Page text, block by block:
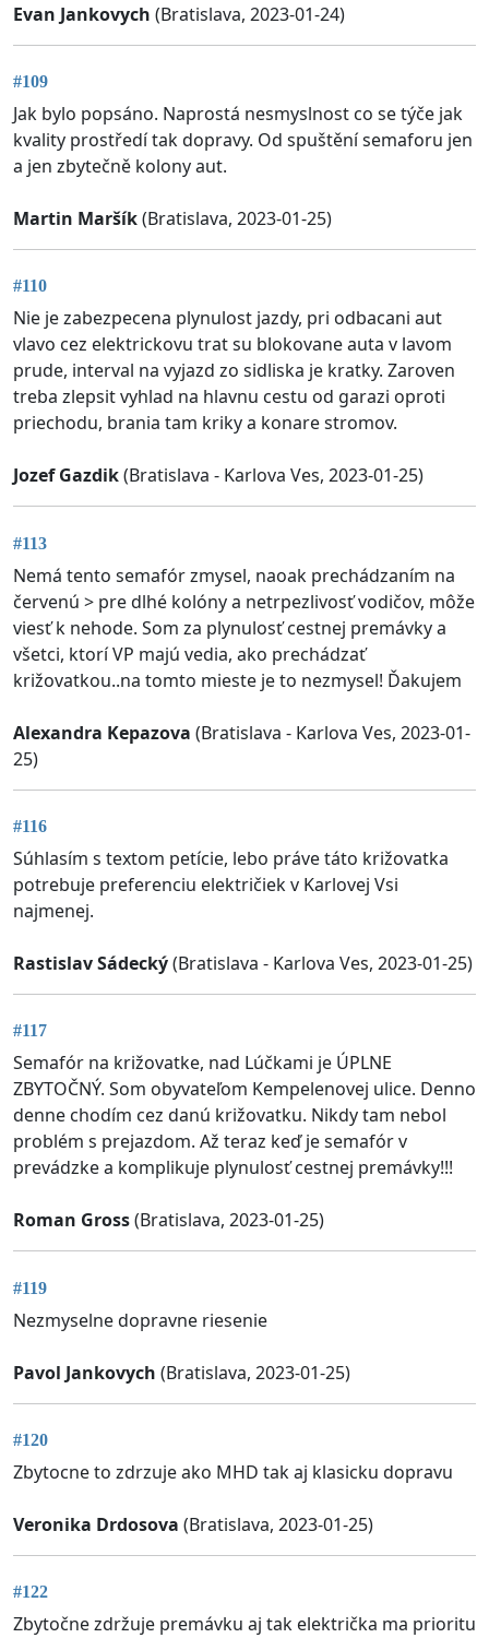
Evan Jankovych (Bratislava, 2023-01-24)
#109
Jak bylo popsáno. Naprostá nesmyslnost co se týče jak
kvality prostředí tak dopravy. Od spuštění semaforu jen
a jen zbytečně kolony aut.
Martin Maršík(Bratislava, 2023-01-25)
#110
Nie je zabezpecena plynulost jazdy, pri odbacani aut
vlavo cez elektrickovu trat su blokovane auta v lavom
prude, interval na vyjazd zo sidliska je kratky. Zaroven
treba zlepsit vyhlad na hlavnu cestu od garazi oproti
priechodu, brania tam kriky a konare stromov.
Jozef Gazdik(Bratislava - Karlova Ves, 2023-01-25)
#113
Nemá tento semafór zmysel, naoak prechádzaním na
červenú > pre dlhé kolóny a netrpezlivosť vodičov, môže
viesť k nehode. Som za plynulosť cestnej premávky a
všetci, ktorí VP majú vedia, ako prechádzať
križovatkou..na tomto mieste je to nezmysel! Ďakujem
Alexandra Kepazova (Bratislava - Karlova Ves, 2023-01-
25)
#116
Súhlasím s textom petície, lebo práve táto križovatka
potrebuje preferenciu električiek v Karlovej Vsi
najmenej.
Rastislav Sádecký(Bratislava - Karlova Ves, 2023-01-25)
#117
Semafór na križovatke, nad Lúčkami je ÚPLNE
ZBYTOČNÝ. Som obyvateľom Kempelenovej ulice. Denno
denne chodím cez danú križovatku. Nikdy tam nebol
problém s prejazdom. Až teraz keď je semafór v
prevádzke a komplikuje plynulosť cestnej premávky!!!
Roman Gross(Bratislava, 2023-01-25)
#119
Nezmyselne dopravne riesenie
Pavol Jankovych (Bratislava, 2023-01-25)
#120
Zbytocne to zdrzuje ako MHD tak aj klasicku dopravu
Veronika Drdosova (Bratislava, 2023-01-25)
#122
Zbytočne zdržuje premávku aj tak električka ma prioritu